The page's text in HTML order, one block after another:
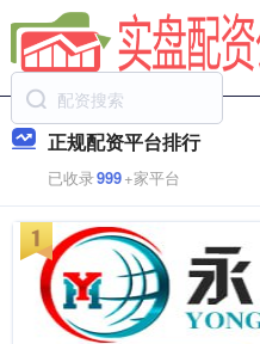
正规配资平台排行
已收录999+家平台